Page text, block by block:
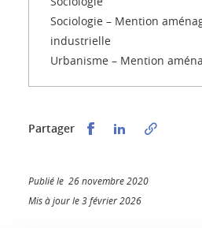
Sociologie – Mention
industrielle
Urbanisme – Mention
Partager Partager surPartager sur
Publié le 26 novembre 2020
Mis à jour le 3 février 2026